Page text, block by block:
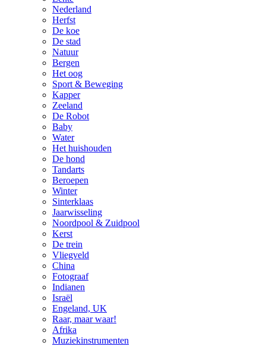
Nederland
Herfst
De koe
De stad
Natuur
Bergen
Het oog
Sport & Beweging
Kapper
Zeeland
De Robot
Baby
Water
Het huishouden
De hond
Tandarts
Beroepen
Winter
Sinterklaas
Jaarwisseling
Noordpool & Zuidpool
Kerst
De trein
Vliegveld
China
Fotograaf
Indianen
Israël
Engeland, UK
Raar, maar waar!
Afrika
Muziekinstrumenten